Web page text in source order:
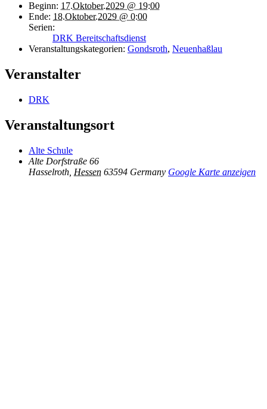
Beginn: 17.Oktober.2029 @ 19:00
Ende: 18.Oktober.2029 @ 0:00
Serien:
DRK Bereitschaftsdienst
Veranstaltungskategorien: Gondsroth, Neuenhaßlau
Veranstalter
DRK
Veranstaltungsort
Alte Schule
Alte Dorfstraße 66
Hasselroth Hessen 63594 Germany Google Karte anzeigen